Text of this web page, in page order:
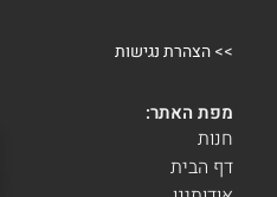
>>הצהרת נגישות
מפת האתר:
חנות
דף הבית